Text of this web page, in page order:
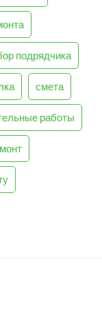
подрядчика
смета
работы